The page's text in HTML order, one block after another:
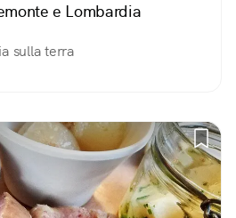
e Lombardia
sulla terra